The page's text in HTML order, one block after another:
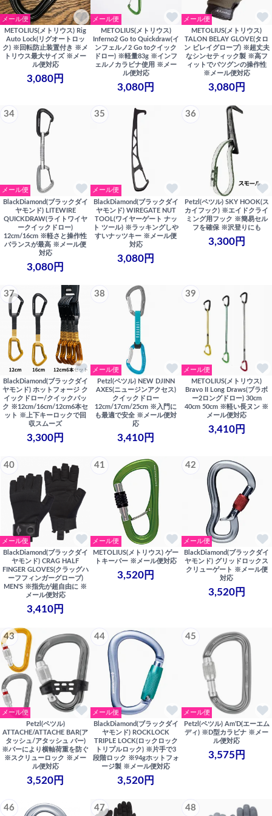
メール便
METOLIUS(メトリウス) Rig
Auto Lock(リグオートロッ
ク) ※回転防止装置付き ※メ
トリウス最大サイズ ※メー
ル便対応
3,080円
メール便
METOLIUS(メトリウス)
Inferno2 Go to Quickdraw(イ
ンフェルノ2 Go toクイック
ドロー) ※軽量83g ※インフ
ェルノカラビナ使用 ※メー
ル便対応
3,080円
メール便
METOLIUS(メトリウス)
TALON BELAY GLOVE(タロ
ン ビレイグローブ) ※超丈夫
なシンセティック製 ※高フ
ィットでバツグンの操作性
※メール便対応
3,080円
34
メール便
BlackDiamond(ブラックダイ
ヤモンド) LITEWIRE
QUICKDRAW(ライトワイヤ
ークイックドロー)
12cm/16cm ※軽さと操作性
バランスが最高 ※メール便
対応
3,080円
35
メール便
BlackDiamond(ブラックダイ
ヤモンド) WIREGATE NUT
TOOL(ワイヤーゲート ナッ
ト ツール) ※ラッキングしや
すいナッツキー ※メール便
対応
3,080円
36
Petzl(ペツル) SKY HOOK(ス
カイフック) ※エイドクライ
ミング用フック ※簡易セル
フを確保 ※沢登りにも
3,300円
37
BlackDiamond(ブラックダイ
ヤモンド) ホットフォージ ク
イックドロー/クイックパッ
ク ※12cm/16cm/12cm6本セ
ット ※上下キーロックで回
収スムーズ
3,300円
38
メール便
Petzl(ペツル) NEW DJINN
AXES(ニュージンアクセス)
クイックドロー
12cm/17cm/25cm ※入門に
も最適で安全 ※メール便対
応
3,410円
39
メール便
METOLIUS(メトリウス)
Bravo II Long Draws(ブラボ
ー2ロングドロー) 30cm
40cm 50cm ※軽い長ヌン ※
メール便対応
3,410円
40
メール便
BlackDiamond(ブラックダイ
ヤモンド) CRAG HALF
FINGER GLOVES(クラッグハ
ーフフィンガーグローブ)
MEN'S ※指先が超自由に ※
メール便対応
3,410円
41
メール便
METOLIUS(メトリウス) ゲー
トキーパー ※メール便対応
3,520円
42
メール便
BlackDiamond(ブラックダイ
ヤモンド) グリッドロックス
クリューゲート ※メール便
対応
3,520円
43
メール便
Petzl(ペツル)
ATTACHE/ATTACHE BAR(ア
タッシュ/アタッシュ バー)
※バーにより横軸荷重を防ぐ
※スクリューロック ※メー
ル便対応
3,520円
44
メール便
BlackDiamond(ブラックダイ
ヤモンド) ROCKLOCK
TRIPLE LOCK(ロックロック
トリプルロック) ※片手で3
段階ロック ※94gホットフォ
ージ製 ※メール便対応
3,520円
45
メール便
Petzl(ペツル) Am’D(エーエム
ディ) ※D型カラビナ ※メー
ル便対応
3,575円
46 47 48